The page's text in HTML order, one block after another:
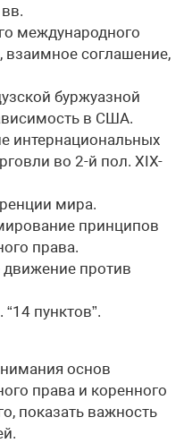
международного
взаимное соглашение,
буржуазной
в США.
интернациональных
во 2-й пол. XIX-
мира.
принципов
права.
против
пунктов”.
основ
права и коренного
показать важность